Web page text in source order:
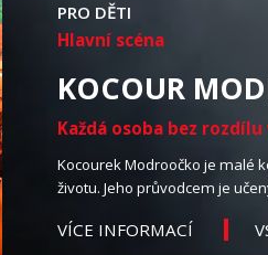
PRO DĚTI
Hlavní scéna
KOCOUR
Každá osoba bez
Kocourek Modroočko je malé
životu. Jeho průvodcem je
VÍCE INFORMACÍ